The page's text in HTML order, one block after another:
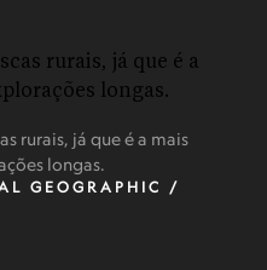
rurais, já que é a mais
longas.
GEOGRAPHIC /